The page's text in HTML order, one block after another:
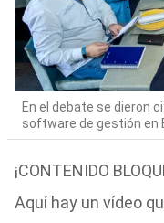
En el debate se dieron
software de gestión en
¡CONTENIDO
Aquí hay un vídeo